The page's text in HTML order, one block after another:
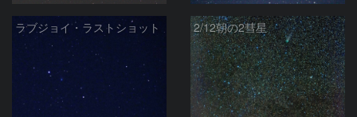
ラブジョイ・ラストショット 2/12朝の2彗星